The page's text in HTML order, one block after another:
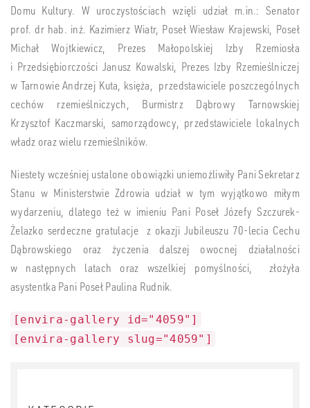
Domu Kultury. W uroczystościach wzięli udział m.in.: Senator
prof. dr hab. inż. Kazimierz Wiatr, Poseł Wiesław Krajewski, Poseł
Michał Wojtkiewicz, Prezes Małopolskiej Izby Rzemiosła
i Przedsiębiorczości Janusz Kowalski, Prezes Izby Rzemieślniczej
w Tarnowie Andrzej Kuta, księża, przedstawiciele poszczególnych
cechów rzemieślniczych, Burmistrz Dąbrowy Tarnowskiej
Krzysztof Kaczmarski, samorządowcy, przedstawiciele lokalnych
władz orazwielu rzemieślników.
Niestety wcześniej ustalone obowiązki uniemożliwiły Pani Sekretarz
Stanu w Ministerstwie Zdrowia udział w tym wyjątkowo miłym
wydarzeniu, dlatego też w imieniu Pani Poseł Józefy Szczurek-
Żelazko serdeczne gratulacje z okazji Jubileuszu 70-lecia Cechu
Dąbrowskiego oraz życzenia dalszej owocnej działalności
w następnych latach oraz wszelkiej pomyślności, złożyła
asystentka Pani Poseł Paulina Rudnik.
[envira-gallery id="4059"]
[envira-gallery slug="4059"]